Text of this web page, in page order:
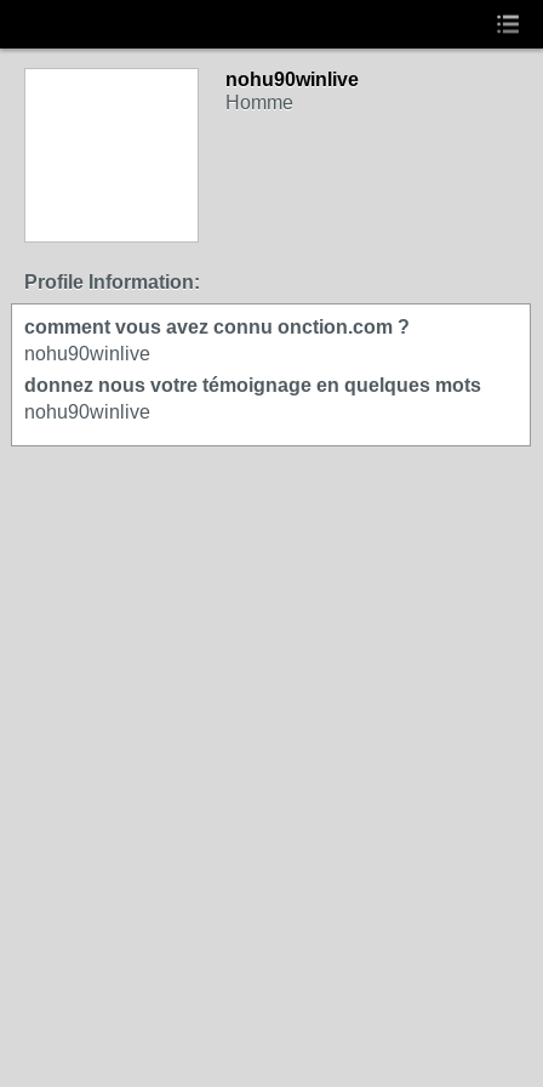
nohu90winlive
Homme
Profile Information:
comment vous avez connu onction.com ?
nohu90winlive
donnez nous votre témoignage en quelques mots
nohu90winlive